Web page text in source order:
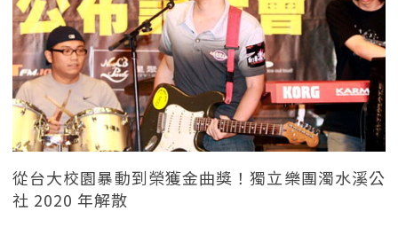
從台大校園暴動到榮獲金曲獎！獨立樂團濁水溪公
社 2020 年解散